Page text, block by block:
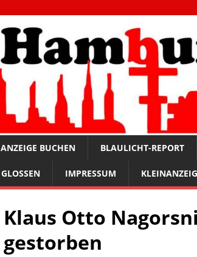
ANZEIGE BUCHEN BLAULICHT-REPORT
GLOSSEN IMPRESSUM
Klaus Otto
gestorben